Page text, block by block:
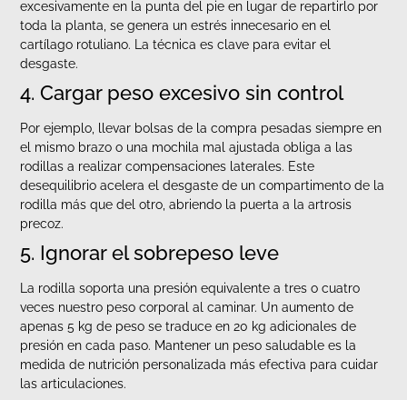
excesivamente en la punta del pie en lugar de repartirlo por
toda la planta, se genera un estrés innecesario en el
cartílago rotuliano. La técnica es clave para evitar el
desgaste.
4. Cargar peso excesivo sin control
Por ejemplo, llevar bolsas de la compra pesadas siempre en
el mismo brazo o una mochila mal ajustada obliga a las
rodillas a realizar compensaciones laterales. Este
desequilibrio acelera el desgaste de un compartimento de la
rodilla más que del otro, abriendo la puerta a la artrosis
precoz.
5. Ignorar el sobrepeso leve
La rodilla soporta una presión equivalente a tres o cuatro
veces nuestro peso corporal al caminar. Un aumento de
apenas 5 kg de peso se traduce en 20 kg adicionales de
presión en cada paso. Mantener un peso saludable es la
medida de nutrición personalizada más efectiva para cuidar
las articulaciones.